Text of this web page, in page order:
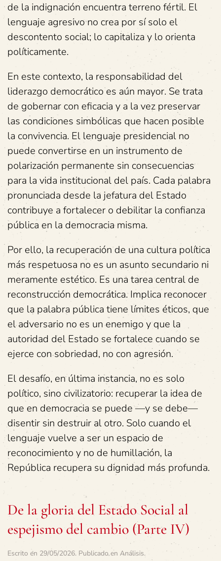
de la indignación encuentra terreno fértil. El
lenguaje agresivo no crea por sí solo el
descontento social; lo capitaliza y lo orienta
políticamente.
En este contexto, la responsabilidad del
liderazgo democrático es aún mayor. Se trata
de gobernar con eficacia y a la vez preservar
las condiciones simbólicas que hacen posible
la convivencia. El lenguaje presidencial no
puede convertirse en un instrumento de
polarización permanente sin consecuencias
para la vida institucional del país. Cada palabra
pronunciada desde la jefatura del Estado
contribuye a fortalecer o debilitar la confianza
pública en la democracia misma.
Por ello, la recuperación de una cultura política
más respetuosa no es un asunto secundario ni
meramente estético. Es una tarea central de
reconstrucción democrática. Implica reconocer
que la palabra pública tiene límites éticos, que
el adversario no es un enemigo y que la
autoridad del Estado se fortalece cuando se
ejerce con sobriedad, no con agresión.
El desafío, en última instancia, no es solo
político, sino civilizatorio: recuperar la idea de
que en democracia se puede —y se debe—
disentir sin destruir al otro. Solo cuando el
lenguaje vuelve a ser un espacio de
reconocimiento y no de humillación, la
República recupera su dignidad más profunda.
De la gloria del Estado Social al
espejismo del cambio (Parte IV)
Escrito en 29/05/2026. Publicado en Análisis.